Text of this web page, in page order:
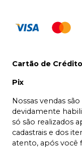
Cartão de Crédito
Pix
Nossas vendas
devidamente
só são realizados
cadastrais e dos
atento, após você